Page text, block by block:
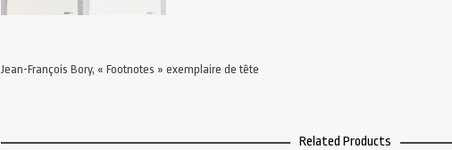
Jean-François Bory, « Footnotes » exemplaire de tête
Related Products